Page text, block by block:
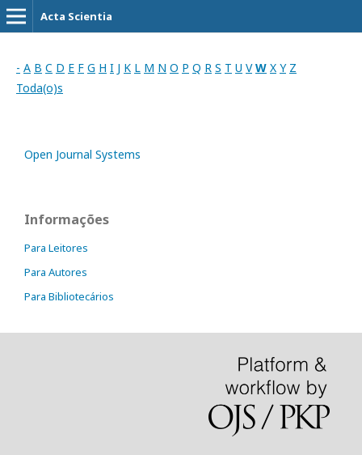
Acta Scientia
- A B C D E F G H I J K L M N O P Q R S T U V W X Y Z
Toda(o)s
Open Journal Systems
Informações
Para Leitores
Para Autores
Para Bibliotecários